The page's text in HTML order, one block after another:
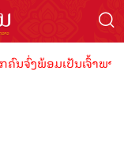
ພ້ອມເປັນເຈົ້າພາບທີ່